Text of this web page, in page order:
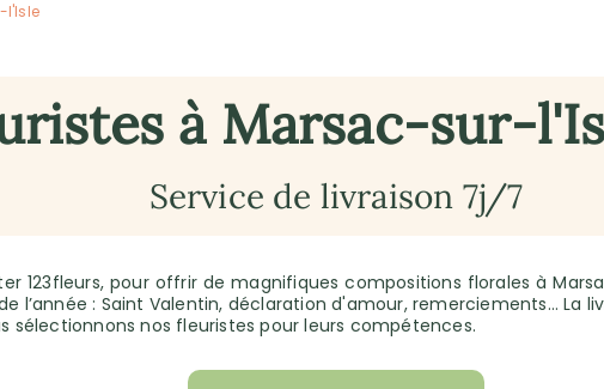
l'Isle
à Marsac-sur-
Service de livraison 7j/7
123fleurs, pour offrir de magnifiques compositions florales à
: Saint Valentin, déclaration d'amour, remerciements… La
sélectionnons nos fleuristes pour leurs compétences.